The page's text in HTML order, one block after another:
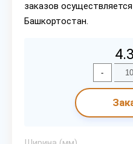
заказов
Башкортостан.
-